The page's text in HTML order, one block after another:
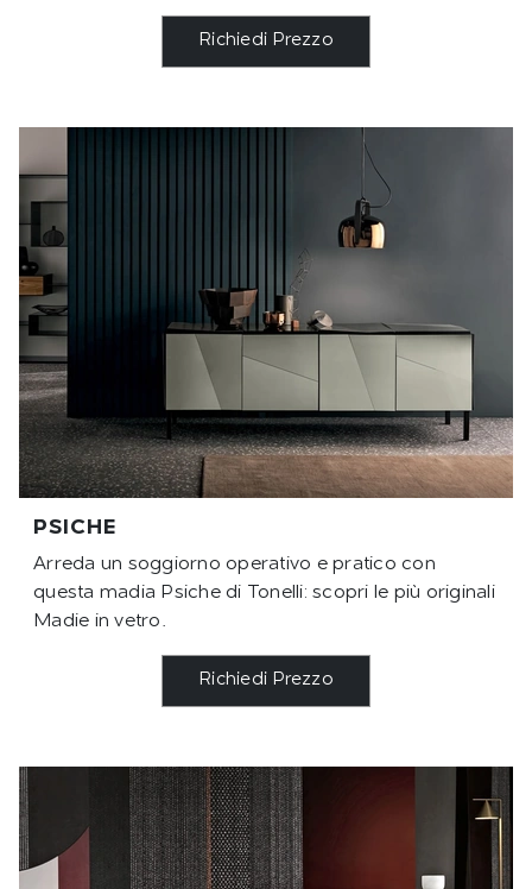
Richiedi Prezzo
PSICHE
Arreda un soggiorno operativo e pratico con
questa madia Psiche di Tonelli: scopri le più originali
Madie in vetro.
Richiedi Prezzo